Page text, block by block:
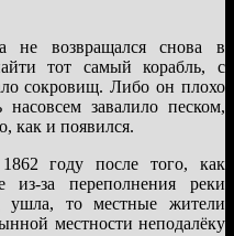
не возвращался снова в
тот самый корабль, с
сокровищ. Либо он плохо
завалило песком,
как и появился.
году после того, как
из-за переполнения реки
ушла, то местные жители
местности неподалёку